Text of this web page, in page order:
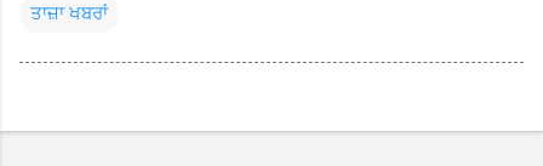
ਤਾਜ਼ਾ ਖਬਰਾਂ